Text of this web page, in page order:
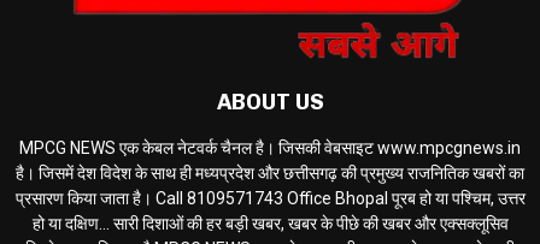
ABOUT US
MPCG NEWS एक केबल नेटवर्क चैनल है। जिसकी वेबसाइट www.mpcgnews.in
है। जिसमें देश विदेश के साथ ही मध्यप्रदेश और छत्तीसगढ़ की प्रमुख्य राजनितिक खबरों का
प्रसारण किया जाता है। Call 8109571743 Office Bhopal पूरब हो या पश्चिम, उत्तर
हो या दक्षिण... सारी दिशाओं की हर बड़ी खबर, खबर के पीछे की खबर और एक्सक्लूसिव